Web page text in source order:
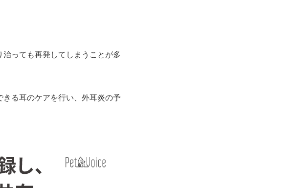
っても再発してしまうことが多
る耳のケアを行い、外耳炎の予